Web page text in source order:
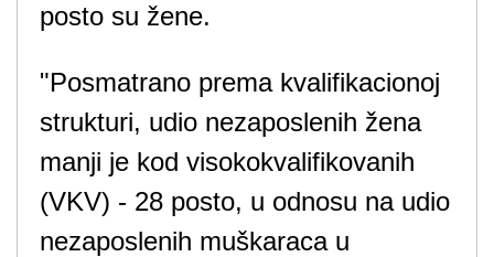
posto su žene.
"Posmatrano prema kvalifikacionoj
strukturi, udio nezaposlenih žena
manji je kod visokokvalifikovanih
(VKV) - 28 posto, u odnosu na udio
nezaposlenih muškaraca u